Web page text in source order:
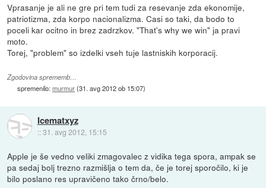
Vprasanje je ali ne gre pri tem tudi za resevanje zda ekonomije,
patriotizma, zda korpo nacionalizma. Casi so taki, da bodo to
poceli kar ocitno in brez zadrzkov. "That's why we win" ja pravi
moto.
Torej, "problem" so izdelki vseh tuje lastniskih korporacij.
Zgodovina sprememb…
spremenilo:murmur(31. avg 2012 ob 15:07)
Icematxyz
::31. avg 2012, 15:15
Apple je še vedno veliki zmagovalec z vidika tega spora, ampak se
pa sedaj bolj trezno razmišlja o tem da, če je torej sporočilo, ki je
bilo poslano res upravičeno tako črno/belo.